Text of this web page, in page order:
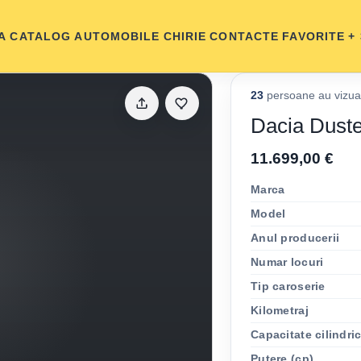
CATALOG AUTOMOBILE CHIRIE CONTACTE FAVORITE +
23 persoane au
Dacia
11.699,00 €
Marca
Model
Anul producerii
Numar locuri
Tip caroserie
Kilometraj
Capacitate